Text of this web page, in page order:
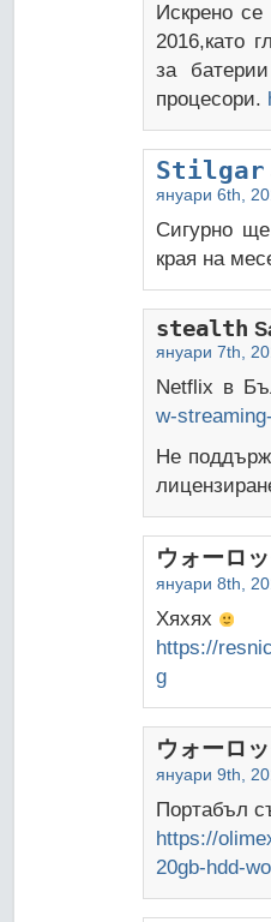
Искрено
2016,като
за
процесори.
Stilgar
януари 6th,
Сигурно
края на
stealth
януари 7th,
Netflix в
w-
Не
ウォーロ
януари 8th,
Хяхях
https://
g
ウォーロ
януари 9th,
Портабъл
https://
20gb-hdd-